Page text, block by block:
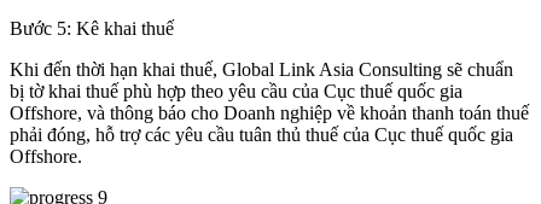
Bước 5: Kê khai thuế
Khi đến thời hạn khai thuế, Global Link Asia Consulting sẽ chuẩn
bị tờ khai thuế phù hợp theo yêu cầu của Cục thuế quốc gia
Offshore, và thông báo cho Doanh nghiệp về khoản thanh toán thuế
phải đóng, hỗ trợ các yêu cầu tuân thủ thuế của Cục thuế quốc gia
Offshore.